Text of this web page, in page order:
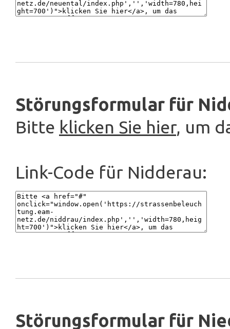
Störungsformular für
Bitte klicken Sie hier, um
Link-Code für Nidderau:
Störungsformular für